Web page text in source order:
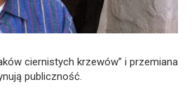
ciernistych krzewów” i przemiana
publiczność.